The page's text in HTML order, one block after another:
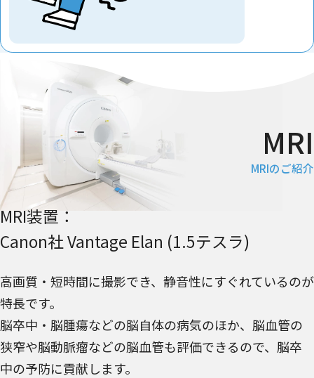
MRIのご紹介
MRI装置：
Canon社 Vantage Elan (1.5テスラ)
高画質・短時間に撮影でき、静音性にすぐれているのが
特長です。
脳卒中・脳腫瘍などの脳自体の病気のほか、脳血管の
狭窄や脳動脈瘤などの脳血管も評価できるので、脳卒
中の予防に貢献します。